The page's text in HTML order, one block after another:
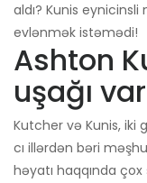
aldı? Kunis
evlənmək istəmədi!
Ashton
uşağı
Kutcher və Kunis, iki
cı illərdən bəri
həyatı haqqında